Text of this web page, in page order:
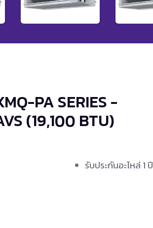
PA SERIES -
(19,100 BTU)
รับประกันอะไหล่ 1 ปี